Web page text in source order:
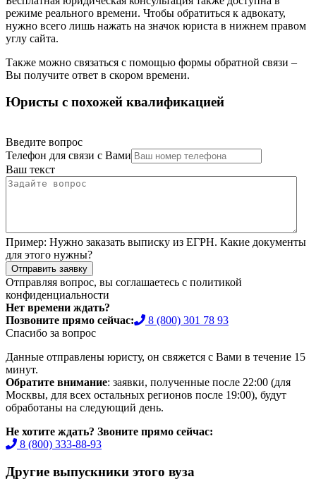
режиме реального времени. Чтобы обратиться к адвокату,
нужно всего лишь нажать на значок юриста в нижнем правом
углу сайта.
Также можно связаться с помощью формы обратной связи –
Вы получите ответ в скором времени.
Юристы с похожей квалификацией
Введите вопрос
Телефон для связи с Вами
Ваш текст
Пример: Нужно заказать выписку из ЕГРН. Какие документы
для этого нужны?
Отправить заявку
Отправляя вопрос, вы соглашаетесь с политикой
конфиденциальности
Нет времени ждать?
Позвоните прямо сейчас:
8 (800) 301 78 93
Спасибо за вопрос
Данные отправлены юристу, он свяжется с Вами в течение 15
минут.
Обратите внимание: заявки, полученные после 22:00 (для
Москвы, для всех остальных регионов после 19:00), будут
обработаны на следующий день.
Не хотите ждать? Звоните прямо сейчас:
8 (800) 333-88-93
Другие выпускники этого вуза